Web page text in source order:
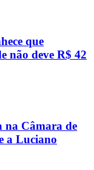
que
não deve R$ 42
na Câmara de
a Luciano